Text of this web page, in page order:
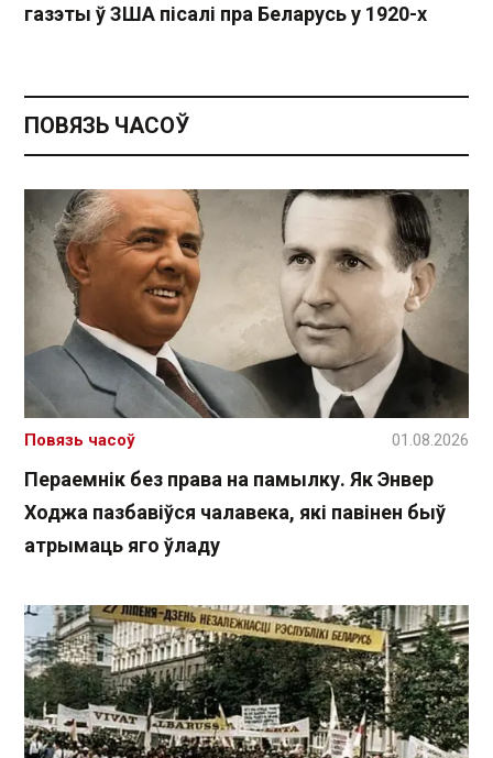
газэты ў ЗША пісалі пра Беларусь у 1920-х
ПОВЯЗЬ ЧАСОЎ
Пераемнік без права на памылку. Як Энвер
Ходжа пазбавіўся чалавека, які павінен быў
атрымаць яго ўладу
Повязь часоў 01.08.2026